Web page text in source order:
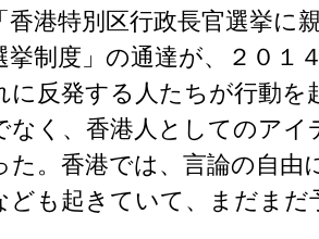
港特別区行政長官選挙に
挙制度」の通達が、２０
に反発する人たちが行動
なく、香港人としてのア
た。香港では、言論の自由
ども起きていて、まだまだ